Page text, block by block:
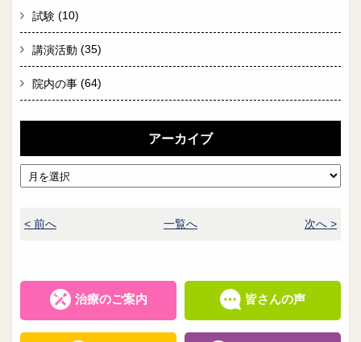
試験 (10)
講演活動 (35)
院内の事 (64)
アーカイブ
< 前へ 一覧へ 次へ >
治療のご案内 皆さんの声